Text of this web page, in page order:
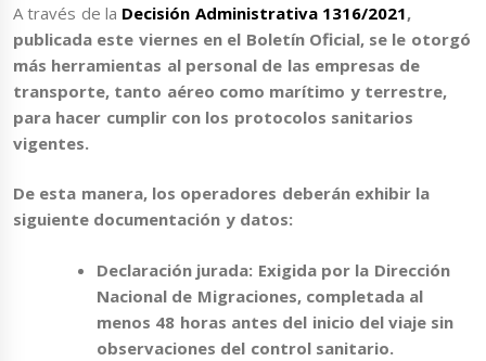
A través de la Decisión Administrativa 1316/2021,
publicada este viernes en el Boletín Oficial, se le otorgó
más herramientas al personal de las empresas de
transporte, tanto aéreo como marítimo y terrestre,
para hacer cumplir con los protocolos sanitarios
vigentes.
De esta manera, los operadores deberán exhibir la
siguiente documentación y datos:
Declaración jurada: Exigida por la Dirección
Nacional de Migraciones, completada al
menos 48 horas antes del inicio del viaje sin
observaciones del control sanitario.